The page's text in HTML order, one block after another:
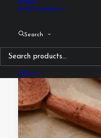
Blogg
DrGD Academy
Search
Cart